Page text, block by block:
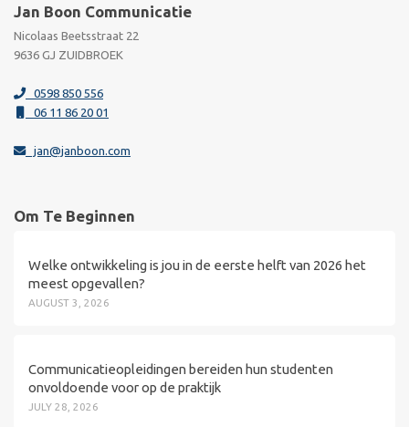
Jan Boon Communicatie
Nicolaas Beetsstraat 22
9636 GJ ZUIDBROEK
0598 850 556
06 11 86 20 01
jan@janboon.com
Om Te Beginnen
Welke ontwikkeling is jou in de eerste helft van 2026 het
meest opgevallen?
AUGUST 3, 2026
Communicatieopleidingen bereiden hun studenten
onvoldoende voor op de praktijk
JULY 28, 2026